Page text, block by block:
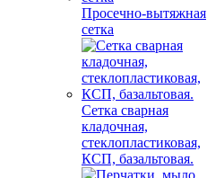
Просечно-вытяжная
сетка
Сетка сварная
кладочная,
стеклопластиковая,
КСП, базальтовая.